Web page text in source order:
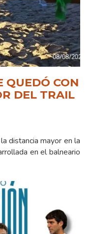
QUEDÓ CON
DEL TRAIL
distancia mayor en la
en el balneario